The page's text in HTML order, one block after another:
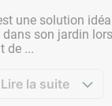
une solution
son jardin
de ...
Lire la suite